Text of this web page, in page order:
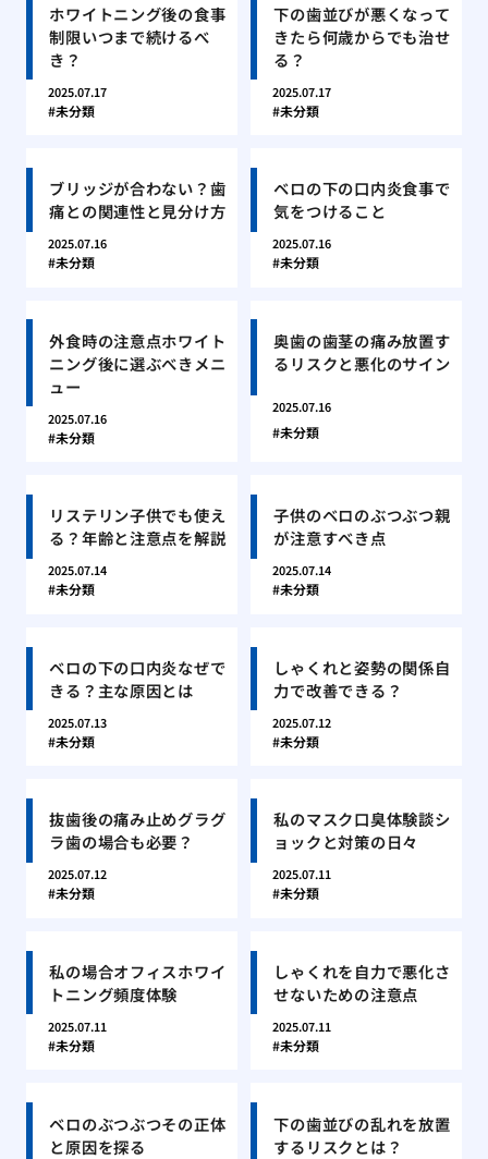
ホワイトニング後の食事
制限いつまで続けるべ
き？
2025.07.17
未分類
下の歯並びが悪くなって
きたら何歳からでも治せ
る？
2025.07.17
未分類
ブリッジが合わない？歯
痛との関連性と見分け方
2025.07.16
未分類
ベロの下の口内炎食事で
気をつけること
2025.07.16
未分類
外食時の注意点ホワイト
ニング後に選ぶべきメニ
ュー
2025.07.16
未分類
奥歯の歯茎の痛み放置す
るリスクと悪化のサイン
2025.07.16
未分類
リステリン子供でも使え
る？年齢と注意点を解説
2025.07.14
未分類
子供のベロのぶつぶつ親
が注意すべき点
2025.07.14
未分類
ベロの下の口内炎なぜで
きる？主な原因とは
2025.07.13
未分類
しゃくれと姿勢の関係自
力で改善できる？
2025.07.12
未分類
抜歯後の痛み止めグラグ
ラ歯の場合も必要？
2025.07.12
未分類
私のマスク口臭体験談シ
ョックと対策の日々
2025.07.11
未分類
私の場合オフィスホワイ
トニング頻度体験
2025.07.11
未分類
しゃくれを自力で悪化さ
せないための注意点
2025.07.11
未分類
ベロのぶつぶつその正体
と原因を探る
下の歯並びの乱れを放置
するリスクとは？